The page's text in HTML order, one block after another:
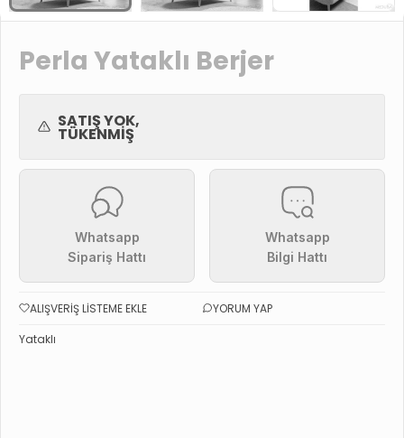
Perla Yataklı Berjer
SATIŞ YOK,
TÜKENMIŞ
Whatsapp
Sipariş Hattı
Whatsapp
Bilgi Hattı
ALIŞVERIŞ LISTEME EKLE
YORUM YAP
Yataklı